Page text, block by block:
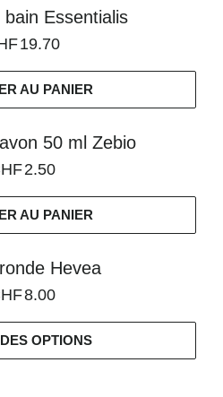
Essentialis
19.70
AU PANIER
50 ml Zebio
2.50
AU PANIER
Hevea
8.00
OPTIONS